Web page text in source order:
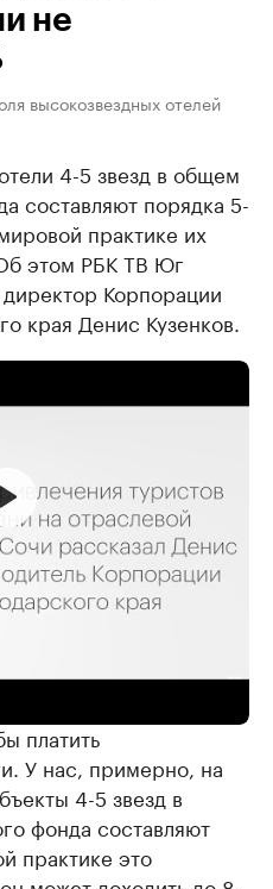
не
высокозвездных отелей
4-5 звезд в общем
составляют порядка 5-
практике их
этом РБК ТВ Юг
Корпорации
края Денис Кузенков.
звезд не может быть
платить
У нас, примерно, на
4-5 звезд в
фонда составляют
практике это